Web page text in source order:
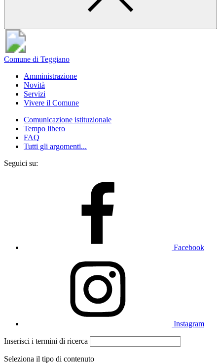
Comune di Teggiano
Amministrazione
Novità
Servizi
Vivere il Comune
Comunicazione istituzionale
Tempo libero
FAQ
Tutti gli argomenti...
Seguici su:
Facebook
Instagram
Inserisci i termini di ricerca
Seleziona il tipo di contenuto